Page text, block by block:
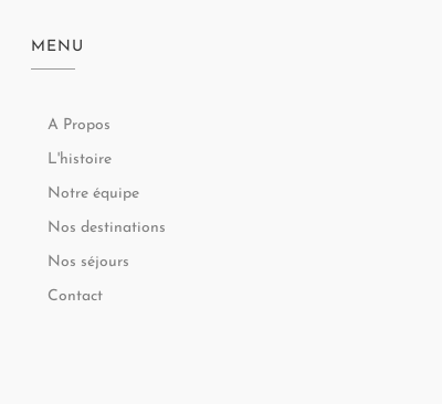
MENU
A Propos
L'histoire
Notre équipe
Nos destinations
Nos séjours
Contact